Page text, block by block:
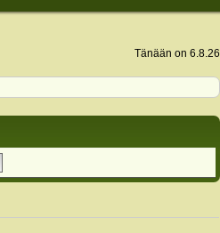
Tänään on 6.8.26